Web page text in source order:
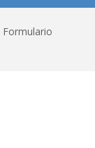
Formulario